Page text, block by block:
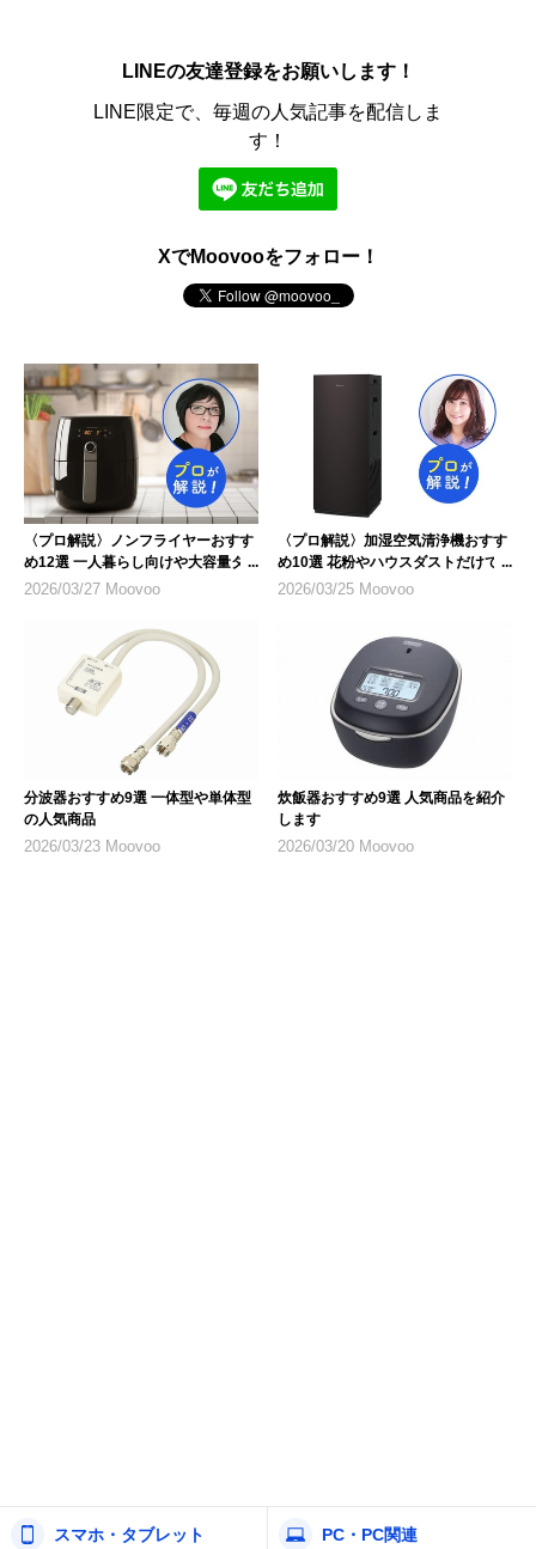
LINEの友達登録をお願いします！
LINE限定で、毎週の人気記事を配信しま
す！
XでMoovooをフォロー！
〈プロ解説〉ノンフライヤーおすす
め12選 一人暮らし向けや大容量タ
イプも
2026/03/27 Moovoo
〈プロ解説〉加湿空気清浄機おすす
め10選 花粉やハウスダストだけで
なく乾燥対策にも
2026/03/25 Moovoo
分波器おすすめ9選 一体型や単体型
の人気商品
2026/03/23 Moovoo
炊飯器おすすめ9選 人気商品を紹介
します
2026/03/20 Moovoo
スマホ・タブレット PC・PC関連